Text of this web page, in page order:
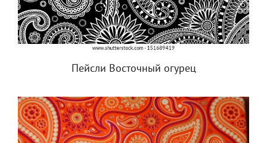
Пейсли Восточный огурец